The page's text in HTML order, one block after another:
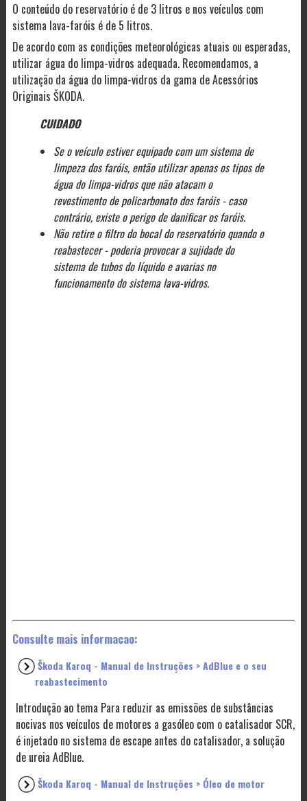
O conteúdo do reservatório é de 3 litros e nos veículos com
sistema lava-faróis é de 5 litros.
De acordo com as condições meteorológicas atuais ou esperadas,
utilizar água do limpa-vidros adequada. Recomendamos, a
utilização da água do limpa-vidros da gama de Acessórios
Originais ŠKODA.
CUIDADO
Se o veículo estiver equipado com um sistema de
limpeza dos faróis, então utilizar apenas os tipos de
água do limpa-vidros que não atacam o
revestimento de policarbonato dos faróis - caso
contrário, existe o perigo de danificar os faróis.
Não retire o filtro do bocal do reservatório quando o
reabastecer - poderia provocar a sujidade do
sistema de tubos do líquido e avarias no
funcionamento do sistema lava-vidros.
Consulte mais informacao:
Škoda Karoq - Manual de Instruções > AdBlue e o seu
reabastecimento
Introdução ao tema Para reduzir as emissões de substâncias
nocivas nos veículos de motores a gasóleo com o catalisador SCR,
é injetado no sistema de escape antes do catalisador, a solução
de ureia AdBlue.
Škoda Karoq - Manual de Instruções > Óleo de motor